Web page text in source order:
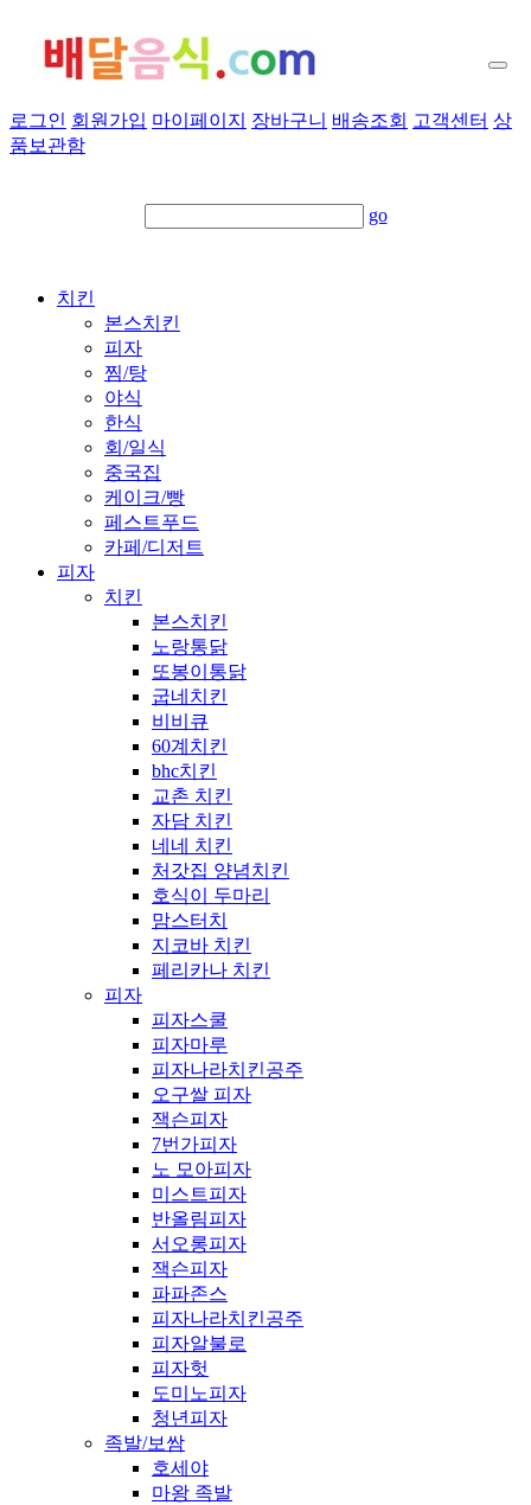
로그인 회원가입 마이페이지 장바구니 배송조회 고객센터 상
품보관함
go
치킨
본스치킨
피자
찜/탕
야식
한식
회/일식
중국집
케이크/빵
페스트푸드
카페/디저트
피자
치킨
본스치킨
노랑통닭
또봉이통닭
굽네치킨
비비큐
60계치킨
bhc치킨
교촌 치킨
자담 치킨
네네 치킨
처갓집 양념치킨
호식이 두마리
맘스터치
지코바 치킨
페리카나 치킨
피자
피자스쿨
피자마루
피자나라치킨공주
오구쌀 피자
잭슨피자
7번가피자
노 모아피자
미스트피자
반올림피자
서오롱피자
잭슨피자
파파존스
피자나라치킨공주
피자알불로
피자헛
도미노피자
청년피자
족발/보쌈
호세야
마왕 족발